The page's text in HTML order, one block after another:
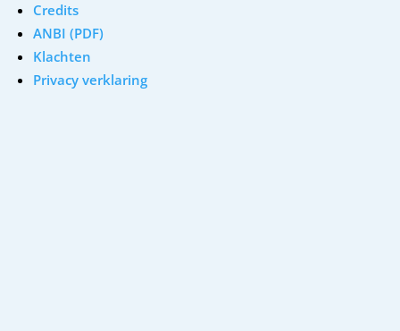
Credits
ANBI (PDF)
Klachten
Privacy verklaring